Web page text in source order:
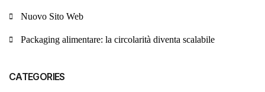
Nuovo Sito Web
Packaging alimentare: la circolarità diventa scalabile
CATEGORIES